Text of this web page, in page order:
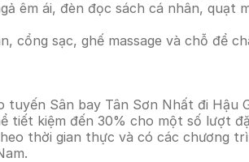
êm ái, đèn đọc sách cá nhân, quạt
cổng sạc, ghế massage và chỗ để
Sân bay Tân Sơn Nhất đi Hậu
tiết kiệm đến 30% cho một số lượt
thời gian thực và có các chương